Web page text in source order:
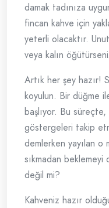
damak tadınıza
fincan kahve için
yeterli olacaktır.
veya kalın
Artık her şey hazır!
koyulun. Bir düğme
başlıyor. Bu süreçte,
göstergeleri takip
demlerken yayılan o
sıkmadan beklemeyi
değil mi?
Kahveniz hazır